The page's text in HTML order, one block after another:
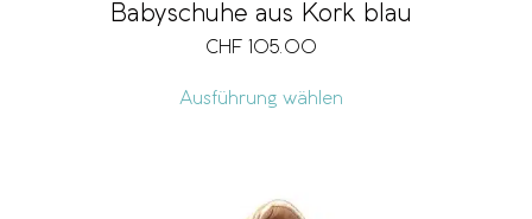
Babyschuhe aus Kork blau
CHF 105.00
Ausführung wählen